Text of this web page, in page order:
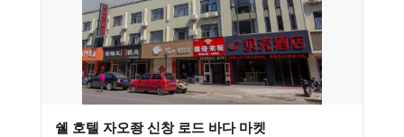
쉘 호텔 자오좡 신창 로드 바다 마켓